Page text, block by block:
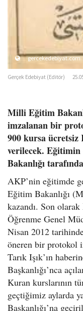
gercekedebiyat.com
Gerçek Edebiyat (Editör)
Milli Eğitim
imzalanan bir
900 kursa ücretsiz
verilecek.
Bakanlığı
AKP’nin eğitimde
Eğitim Bakanlığı
kazandı. Son
Öğrenme Genel
Nisan 2012
öneren bir protokol
Tarık Işık’ın
Başkanlığı’nca
Kuran kurslarının
geçtiğimiz aylarda
Başkanlığı’na